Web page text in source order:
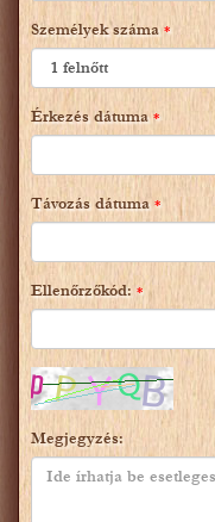
Személyek száma *
Érkezés dátuma *
Távozás dátuma *
Ellenőrzőkód:*
Megjegyzés: